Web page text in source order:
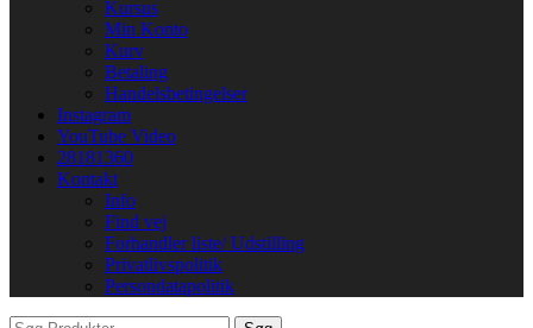
Kursus
Min Konto
Kurv
Betaling
Handelsbetingelser
Instagram
YouTube Video
28181360
Kontakt
Info
Find vej
Forhandler liste/ Udstilling
Privatlivspolitik
Persondatapolitik